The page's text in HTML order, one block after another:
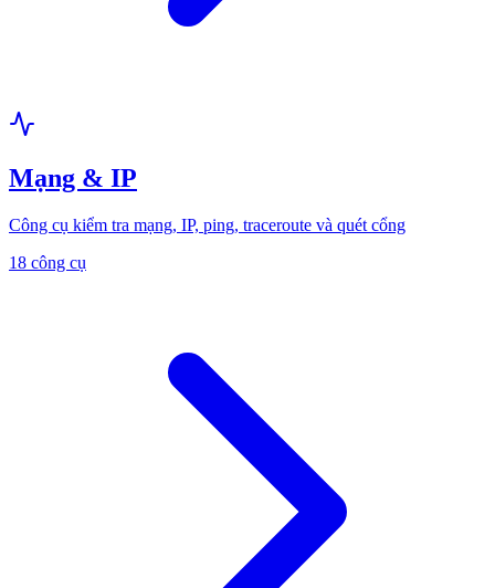
Mạng & IP
Công cụ kiểm tra mạng, IP, ping, traceroute và quét cổng
18 công cụ